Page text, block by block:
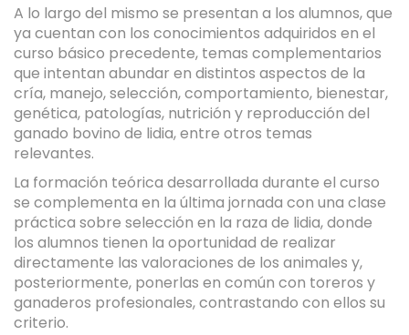
A lo largo del mismo se presentan a los alumnos, que
ya cuentan con los conocimientos adquiridos en el
curso básico precedente, temas complementarios
que intentan abundar en distintos aspectos de la
cría, manejo, selección, comportamiento, bienestar,
genética, patologías, nutrición y reproducción del
ganado bovino de lidia, entre otros temas
relevantes.
La formación teórica desarrollada durante el curso
se complementa en la última jornada con una clase
práctica sobre selección en la raza de lidia, donde
los alumnos tienen la oportunidad de realizar
directamente las valoraciones de los animales y,
posteriormente, ponerlas en común con toreros y
ganaderos profesionales, contrastando con ellos su
criterio.